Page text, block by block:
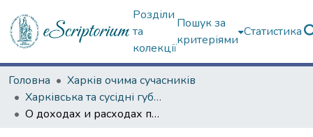
Розділи
та
колекції
Пошук за
критеріями
Статистика
Головна
Харків очима сучасників
Харківська та сусідні губернії
О доходах и расходах по Харьковской губернии, на 1848 год